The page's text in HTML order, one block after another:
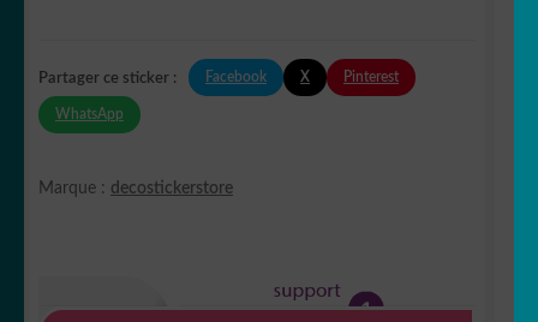
Partager ce sticker : Facebook X Pinterest
WhatsApp
Marque : decostickerstore